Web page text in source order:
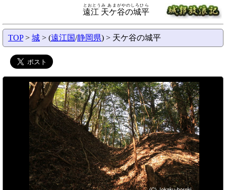
遠江 天ケ谷の城平
とおとうみ あまがやのしろひら
TOP> 城 > (遠江国/静岡県) > 天ケ谷の城平